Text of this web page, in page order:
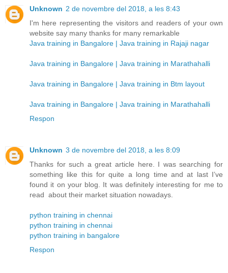
Unknown 2 de novembre del 2018, a les 8:43
I'm here representing the visitors and readers of your own
website say many thanks for many remarkable
Java training in Bangalore | Java training in Rajaji nagar
Java training in Bangalore | Java training in Marathahalli
Java training in Bangalore | Java training in Btm layout
Java training in Bangalore | Java training in Marathahalli
Respon
Unknown 3 de novembre del 2018, a les 8:09
Thanks for such a great article here. I was searching for
something like this for quite a long time and at last I’ve
found it on your blog. It was definitely interesting for me to
read about their market situation nowadays.
python training in chennai
python training in chennai
python training in bangalore
Respon